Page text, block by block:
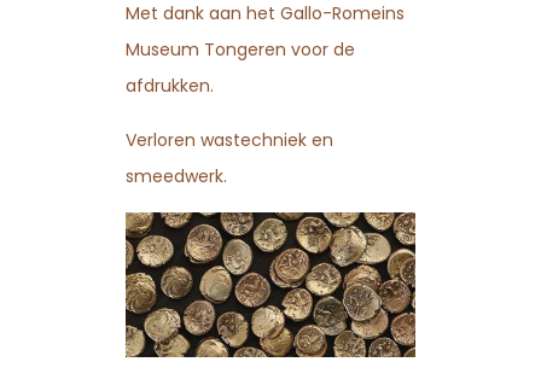
Met dank aan het Gallo-Romeins
Museum Tongeren voor de
afdrukken.
Verloren wastechniek en
smeedwerk.